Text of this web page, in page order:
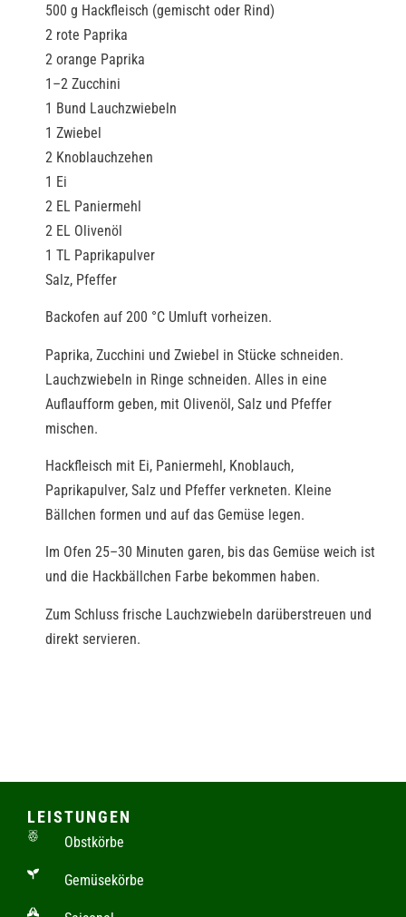
500 g Hackfleisch (gemischt oder Rind)
2 rote Paprika
2 orange Paprika
1–2 Zucchini
1 Bund Lauchzwiebeln
1 Zwiebel
2 Knoblauchzehen
1 Ei
2 EL Paniermehl
2 EL Olivenöl
1 TL Paprikapulver
Salz, Pfeffer
Backofen auf 200 °C Umluft vorheizen.
Paprika, Zucchini und Zwiebel in Stücke schneiden.
Lauchzwiebeln in Ringe schneiden. Alles in eine
Auflaufform geben, mit Olivenöl, Salz und Pfeffer
mischen.
Hackfleisch mit Ei, Paniermehl, Knoblauch,
Paprikapulver, Salz und Pfeffer verkneten. Kleine
Bällchen formen und auf das Gemüse legen.
Im Ofen 25–30 Minuten garen, bis das Gemüse weich ist
und die Hackbällchen Farbe bekommen haben.
Zum Schluss frische Lauchzwiebeln darüberstreuen und
direkt servieren.
LEISTUNGEN
Obstkörbe
Gemüsekörbe